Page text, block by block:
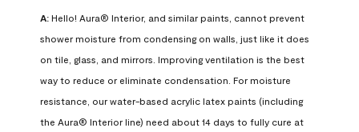
A: Hello! Aura® Interior, and similar paints, cannot prevent
shower moisture from condensing on walls, just like it does
on tile, glass, and mirrors. Improving ventilation is the best
way to reduce or eliminate condensation. For moisture
resistance, our water-based acrylic latex paints (including
the Aura® Interior line) need about 14 days to fully cure at